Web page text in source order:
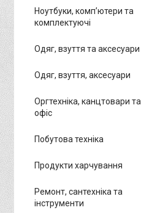
Ноутбуки, комп’ютери та
комплектуючі
Одяг, взуття та аксесуари
Одяг, взуття, аксесуари
Оргтехніка, канцтовари та
офіс
Побутова техніка
Продукти харчування
Ремонт, сантехніка та
інструменти